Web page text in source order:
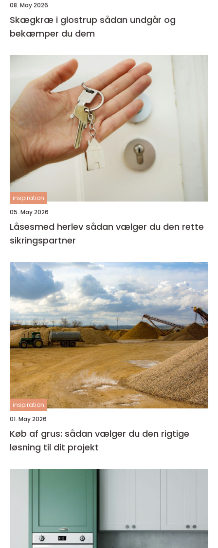
08. May 2026
Skægkræ i glostrup sådan undgår og
bekæmper du dem
inspiration
05. May 2026
Låsesmed herlev sådan vælger du den rette
sikringspartner
inspiration
01. May 2026
Køb af grus: sådan vælger du den rigtige
løsning til dit projekt